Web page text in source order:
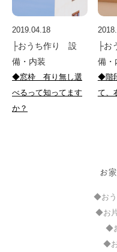
2019.04.18
├おうち作り 設
備・内装
◆窓枠 有り無し選
べるって知ってます
か？
├お
備・
◆階
て、
お
◆おう
◆お
◆
◆